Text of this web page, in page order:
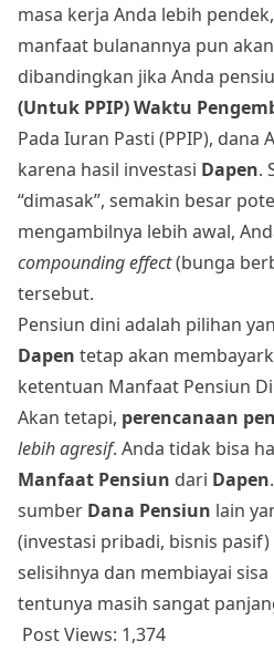
masa kerja Anda lebih
manfaat bulanannya pun
dibandingkan jika Anda
(Untuk PPIP) Waktu
Pada Iuran Pasti (PPIP), dana
karena hasil investasi Dapen.
“dimasak”, semakin besar
mengambilnya lebih awal,
compounding effect(bunga
tersebut.
Pensiun dini adalah pilihan
Dapen tetap akan
ketentuan Manfaat Pensiun
Akan tetapi, perencanaan
lebih agresif. Anda tidak bisa
Manfaat Pensiun dari Dapen
sumber Dana Pensiun lain
(investasi pribadi, bisnis
selisihnya dan membiayai
tentunya masih sangat
Post Views: 1,374